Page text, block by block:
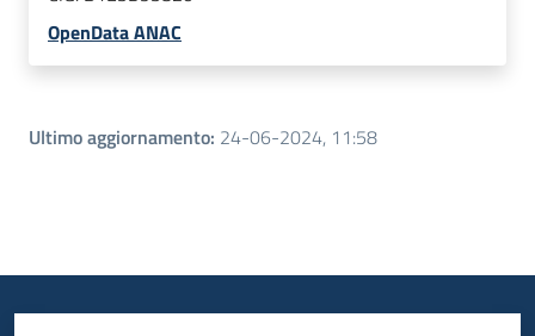
OpenData ANAC
Ultimo aggiornamento: 24-06-2024, 11:58